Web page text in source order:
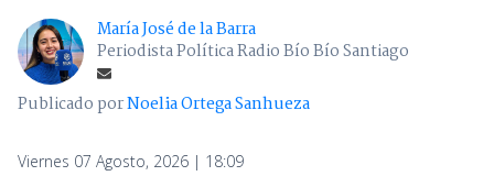
María José de la Barra
Periodista Política Radio Bío Bío Santiago
Publicado porNoelia Ortega Sanhueza
Viernes 07 Agosto, 2026 | 18:09